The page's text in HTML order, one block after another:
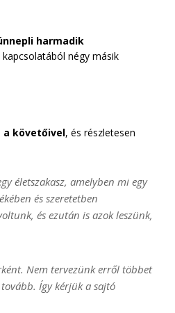
harmadik
négy másik
a követőivel, és részletesen
életszakasz, amelyben mi egy
és szeretetben
és ezután is azok leszünk,
Nem tervezünk erről többet
Így kérjük a sajtó